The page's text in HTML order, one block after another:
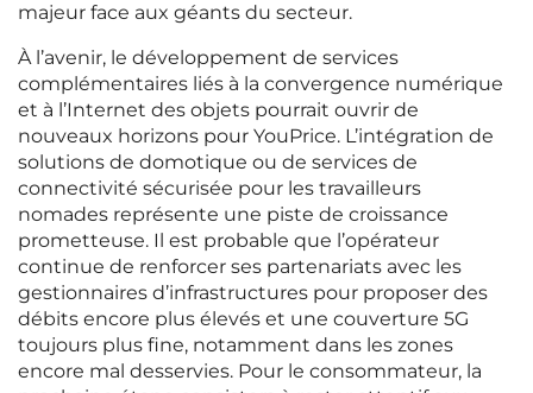
majeur face aux géants du secteur.
À l’avenir, le développement de services
complémentaires liés à la convergence numérique
et à l’Internet des objets pourrait ouvrir de
nouveaux horizons pour YouPrice. L’intégration de
solutions de domotique ou de services de
connectivité sécurisée pour les travailleurs
nomades représente une piste de croissance
prometteuse. Il est probable que l’opérateur
continue de renforcer ses partenariats avec les
gestionnaires d’infrastructures pour proposer des
débits encore plus élevés et une couverture 5G
toujours plus fine, notamment dans les zones
encore mal desservies. Pour le consommateur, la